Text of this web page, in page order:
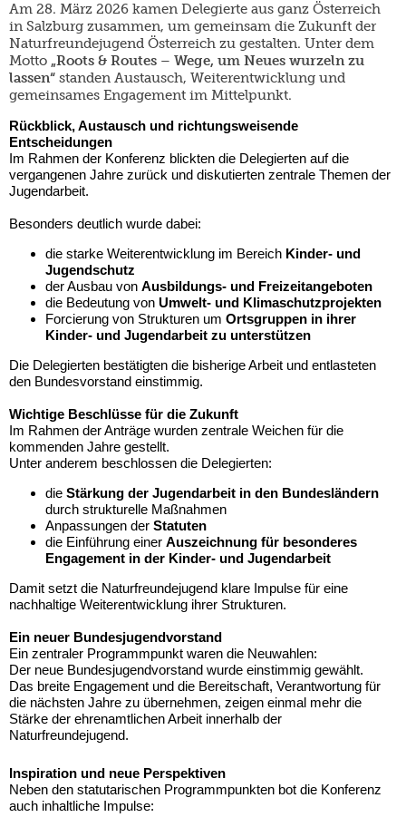
Am 28. März 2026 kamen Delegierte aus ganz Österreich
in Salzburg zusammen, um gemeinsam die Zukunft der
Naturfreundejugend Österreich zu gestalten. Unter dem
Motto „Roots & Routes – Wege, um Neues wurzeln zu
lassen“ standen Austausch, Weiterentwicklung und
gemeinsames Engagement im Mittelpunkt.
Rückblick, Austausch und richtungsweisende
Entscheidungen
Im Rahmen der Konferenz blickten die Delegierten auf die
vergangenen Jahre zurück und diskutierten zentrale Themen der
Jugendarbeit.
Besonders deutlich wurde dabei:
die starke Weiterentwicklung im Bereich Kinder- und
Jugendschutz
der Ausbau von Ausbildungs- und Freizeitangeboten
die Bedeutung von Umwelt- und Klimaschutzprojekten
Forcierung von Strukturen um Ortsgruppen in ihrer
Kinder- und Jugendarbeit zu unterstützen
Die Delegierten bestätigten die bisherige Arbeit und entlasteten
den Bundesvorstand einstimmig.
Wichtige Beschlüsse für die Zukunft
Im Rahmen der Anträge wurden zentrale Weichen für die
kommenden Jahre gestellt.
Unter anderem beschlossen die Delegierten:
die Stärkung der Jugendarbeit in den Bundesländern
durch strukturelle Maßnahmen
Anpassungen der Statuten
die Einführung einer Auszeichnung für besonderes
Engagement in der Kinder- und Jugendarbeit
Damit setzt die Naturfreundejugend klare Impulse für eine
nachhaltige Weiterentwicklung ihrer Strukturen.
Ein neuer Bundesjugendvorstand
Ein zentraler Programmpunkt waren die Neuwahlen:
Der neue Bundesjugendvorstand wurde einstimmig gewählt.
Das breite Engagement und die Bereitschaft, Verantwortung für
die nächsten Jahre zu übernehmen, zeigen einmal mehr die
Stärke der ehrenamtlichen Arbeit innerhalb der
Naturfreundejugend.
Inspiration und neue Perspektiven
Neben den statutarischen Programmpunkten bot die Konferenz
auch inhaltliche Impulse: